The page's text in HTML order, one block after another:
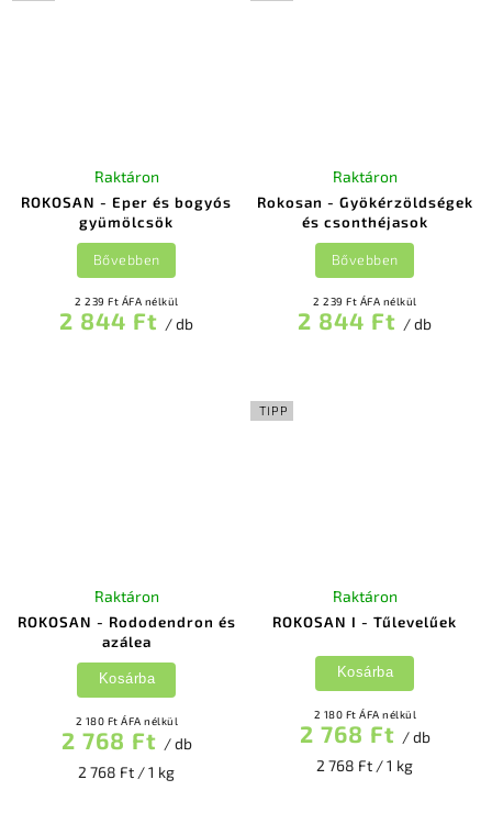
ROKOSAN - Eper és bogyós
gyümölcsök
Raktáron
2 239 Ft ÁFA nélkül
2 844 Ft / db
Bővebben
Rokosan - Gyökérzöldségek
és csonthéjasok
Raktáron
2 239 Ft ÁFA nélkül
2 844 Ft / db
Bővebben
ROKOSAN - Rododendron és
azálea
Raktáron
2 180 Ft ÁFA nélkül
2 768 Ft / db
2 768 Ft / 1 kg
Kosárba
TIPP
ROKOSAN I - Tűlevelűek
Raktáron
2 180 Ft ÁFA nélkül
2 768 Ft / db
2 768 Ft / 1 kg
Kosárba